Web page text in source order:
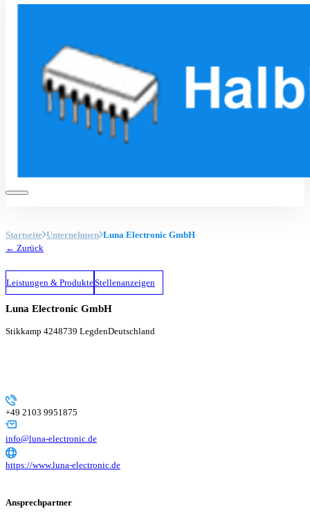
Startseite Unternehmen Luna Electronic GmbH
← Zurück
Leistungen & ProdukteStellenanzeigen
Luna Electronic GmbH
Stikkamp 4248739 LegdenDeutschland
+49 2103 9951875
info@luna-electronic.de
https://www.luna-electronic.de
Ansprechpartner